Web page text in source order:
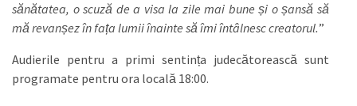
sănătatea, o scuză de a visa la zile mai bune și o șansă să
mă revanșez în fața lumii înainte să îmi întâlnesc creatorul.”
Audierile pentru a primi sentința judecătorească sunt
programate pentru ora locală 18:00.